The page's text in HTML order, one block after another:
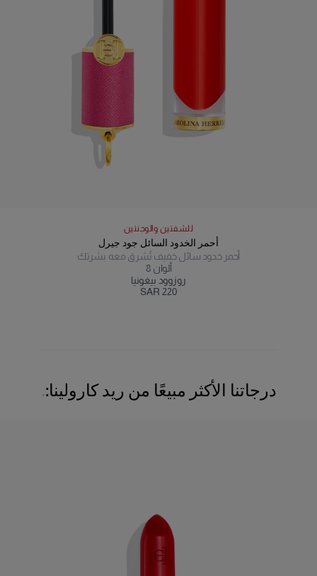
للشفتين والوجنتين
أحمر الخدود السائل جود جيرل
أحمر خدود سائل خفيف تُشرق معه بشرتك
8 ألوان
روزوود بيغونيا
SAR 220
درجاتنا الأكثر مبيعًا من ريد كارولينا: